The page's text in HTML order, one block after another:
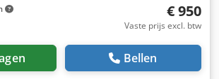
€ 950
Vaste prijs excl. btw
Bellen